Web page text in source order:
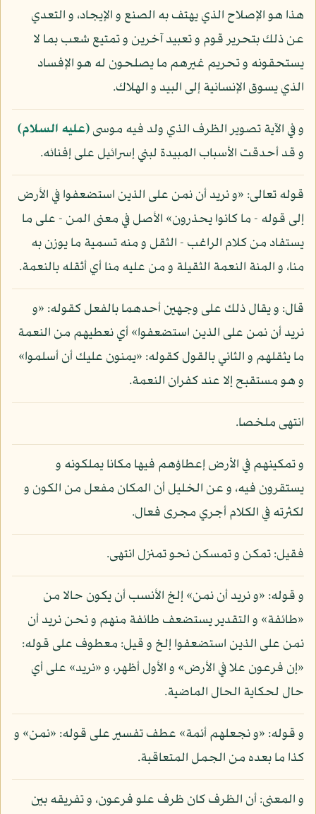
هذا هو الإصلاح الذي يهتف به الصنع و الإيجاد، و التعدي
عن ذلك بتحرير قوم و تعبيد آخرين و تمتيع شعب بما لا
يستحقونه و تحريم غيرهم ما يصلحون له هو الإفساد
الذي يسوق الإنسانية إلى البيد و الهلاك.
و في الآية تصوير الظرف الذي ولد فيه موسى(عليه السلام)
و قد أحدقت الأسباب المبيدة لبني إسرائيل على إفنائه.
قوله تعالى: «و نريد أن نمن على الذين استضعفوا في الأرض
إلى قوله - ما كانوا يحذرون» الأصل في معنى المن - على ما
يستفاد من كلام الراغب - الثقل و منه تسمية ما يوزن به
منا، و المنة النعمة الثقيلة و من عليه منا أي أثقله بالنعمة.
قال: و يقال ذلك على وجهين أحدهما بالفعل كقوله: «و
نريد أن نمن على الذين استضعفوا» أي نعطيهم من النعمة
ما يثقلهم و الثاني بالقول كقوله: «يمنون عليك أن أسلموا»
و هو مستقبح إلا عند كفران النعمة.
انتهى ملخصا.
و تمكينهم في الأرض إعطاؤهم فيها مكانا يملكونه و
يستقرون فيه، و عن الخليل أن المكان مفعل من الكون و
لكثرته في الكلام أجري مجرى فعال.
فقيل: تمكن و تمسكن نحو تمنزل انتهى.
و قوله: «و نريد أن نمن» إلخ الأنسب أن يكون حالا من
«طائفة» و التقدير يستضعف طائفة منهم و نحن نريد أن
نمن على الذين استضعفوا إلخ و قيل: معطوف على قوله:
«إن فرعون علا في الأرض» و الأول أظهر، و «نريد» على أي
حال لحكاية الحال الماضية.
و قوله: «و نجعلهم أئمة» عطف تفسير على قوله: «نمن» و
كذا ما بعده من الجمل المتعاقبة.
و المعنى: أن الظرف كان ظرف علو فرعون، و تفريقه بين